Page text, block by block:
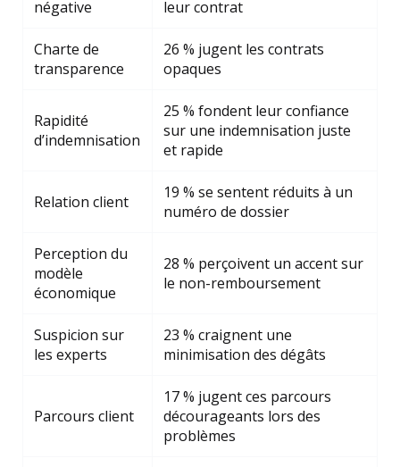
négative
leur contrat
Charte de
transparence
26 % jugent les contrats
opaques
Rapidité
d’indemnisation
25 % fondent leur confiance
sur une indemnisation juste
et rapide
Relation client
19 % se sentent réduits à un
numéro de dossier
Perception du
modèle
économique
28 % perçoivent un accent sur
le non-remboursement
Suspicion sur
les experts
23 % craignent une
minimisation des dégâts
Parcours client
17 % jugent ces parcours
décourageants lors des
problèmes